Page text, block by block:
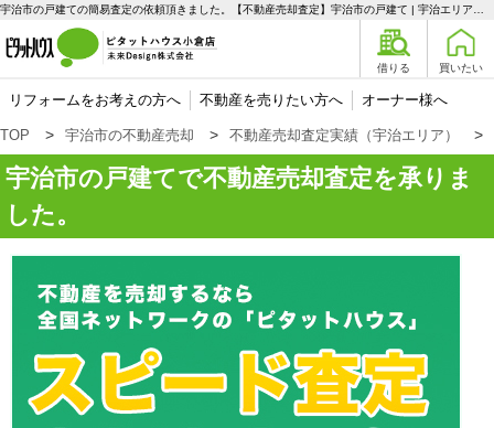
借りる 買いたい
リフォームをお考えの方へ 不動産を売りたい方へ オーナー様へ
TOP 宇治市の不動産売却 不動産売却査定実績（宇治エリア）
宇治市の戸建てで不動産売却査定を承りま
した。